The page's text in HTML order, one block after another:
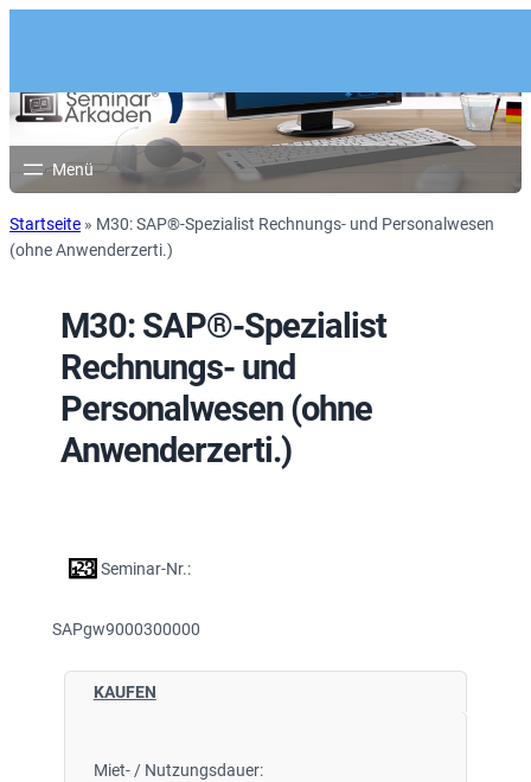
Startseite » M30: SAP®-Spezialist Rechnungs- und Personalwesen
(ohne Anwenderzerti.)
M30: SAP®-Spezialist
Rechnungs- und
Personalwesen (ohne
Anwenderzerti.)
Seminar-Nr.:
SAPgw9000300000
KAUFEN
Miet- / Nutzungsdauer: